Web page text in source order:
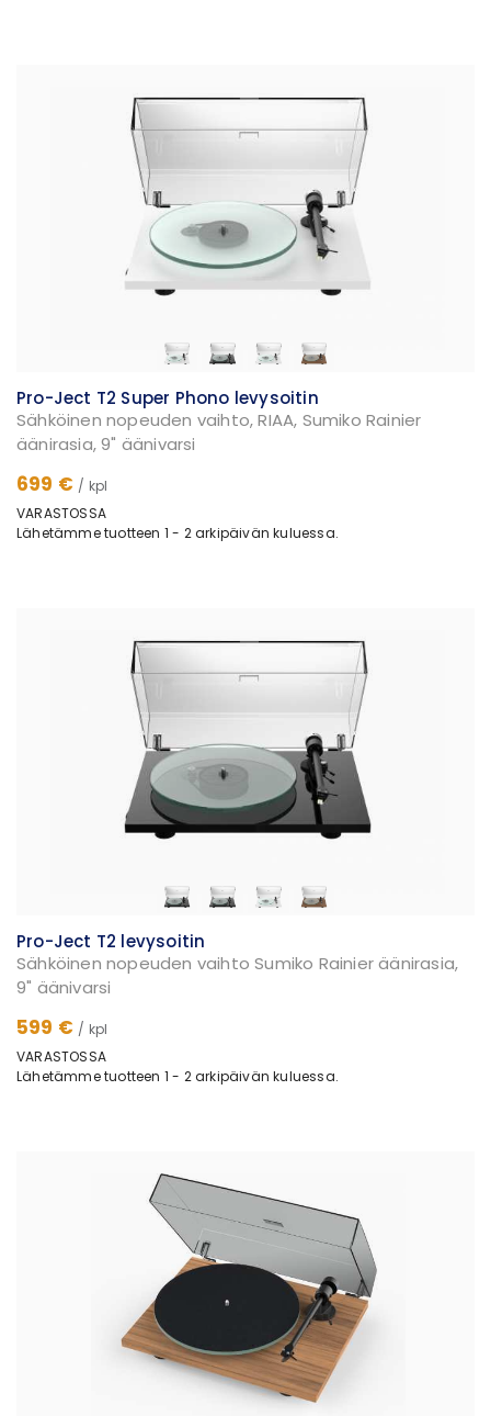
Pro-Ject T2 Super Phono levysoitin
Sähköinen nopeuden vaihto, RIAA, Sumiko Rainier
äänirasia, 9" äänivarsi
699 € / kpl
VARASTOSSA
Lähetämme tuotteen 1 - 2 arkipäivän kuluessa.
Pro-Ject T2 levysoitin
Sähköinen nopeuden vaihto Sumiko Rainier äänirasia,
9" äänivarsi
599 € / kpl
VARASTOSSA
Lähetämme tuotteen 1 - 2 arkipäivän kuluessa.